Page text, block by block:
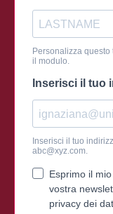
Personalizza
il modulo.
Inserisci il tuo
Inserisci il tuo
abc@xyz.com.
Esprimo il
vostra
privacy dei